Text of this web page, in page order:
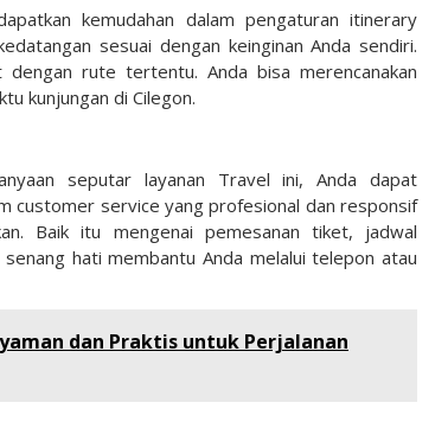
kemudahan dalam pengaturan itinerary
sesuai dengan keinginan Anda sendiri.
rute tertentu. Anda bisa merencanakan
kunjungan di Cilegon.
seputar layanan Travel ini, Anda dapat
customer service yang profesional dan responsif
Baik itu mengenai pemesanan tiket, jadwal
hati membantu Anda melalui telepon atau
dan Praktis untuk Perjalanan